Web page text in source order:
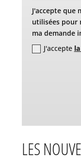
J'accepte que
utilisées pour
ma demande
J'accepte
LES